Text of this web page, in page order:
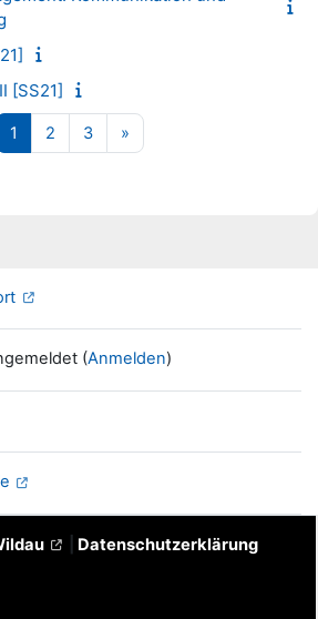
[SS21]
1 Seite 1
2 Seite 2
3Seite 3
»
(Anmelden)
Datenschutzerklärung